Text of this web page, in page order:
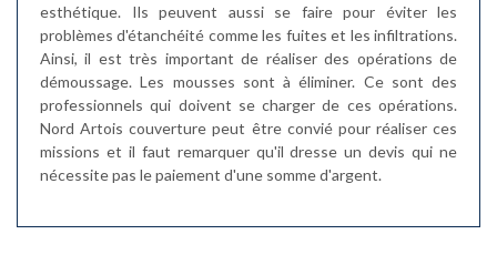
esthétique. Ils peuvent aussi se faire pour éviter les
problèmes d'étanchéité comme les fuites et les infiltrations.
Ainsi, il est très important de réaliser des opérations de
démoussage. Les mousses sont à éliminer. Ce sont des
professionnels qui doivent se charger de ces opérations.
Nord Artois couverture peut être convié pour réaliser ces
missions et il faut remarquer qu'il dresse un devis qui ne
nécessite pas le paiement d'une somme d'argent.